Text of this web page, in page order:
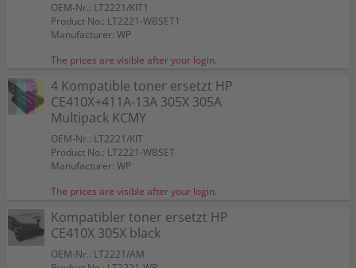
OEM-Nr.: LT2221/KIT1
Product No.: LT2221-WBSET1
Manufacturer: WP
The prices are visible after your login.
4 Kompatible toner ersetzt HP
CE410X+411A-13A 305X 305A
Multipack KCMY
OEM-Nr.: LT2221/KIT
Product No.: LT2221-WBSET
Manufacturer: WP
The prices are visible after your login.
Kompatibler toner ersetzt HP
CE410X 305X black
OEM-Nr.: LT2221/AM